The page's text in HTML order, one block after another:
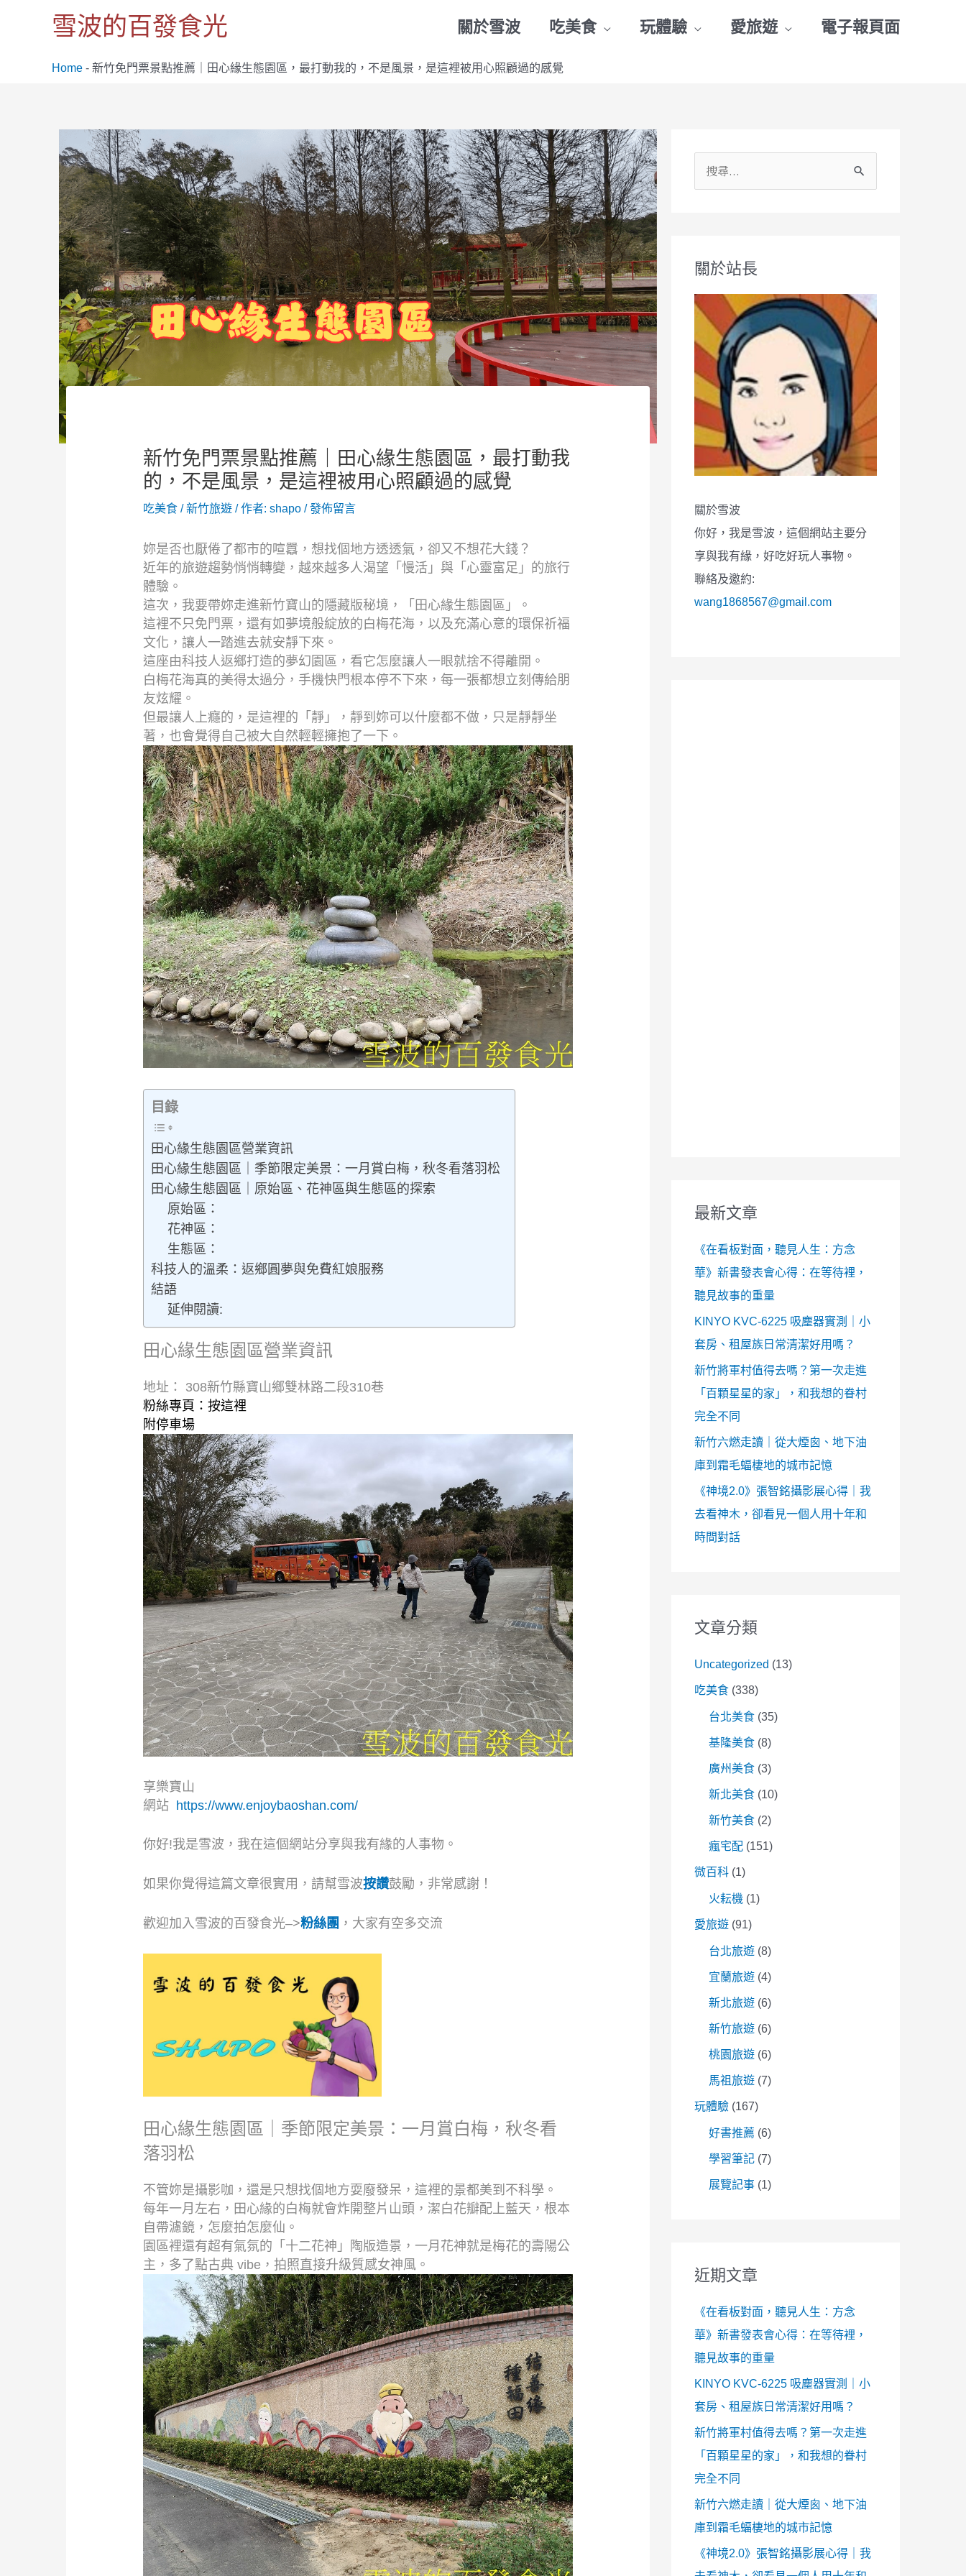
雪波的百發食光 關於雪波 吃美食 玩體驗 愛旅遊 電子報頁面
Home - 新竹免門票景點推薦｜田心緣生態園區，最打動我的，不是風景，是這裡被用心照顧過的感覺
新竹免門票景點推薦｜田心緣生態園區，最打動我
的，不是風景，是這裡被用心照顧過的感覺
吃美食/新竹旅遊/ 作者: shapo /發佈留言
妳是否也厭倦了都市的喧囂，想找個地方透透氣，卻又不想花大錢？
近年的旅遊趨勢悄悄轉變，越來越多人渴望「慢活」與「心靈富足」的旅行
體驗。
這次，我要帶妳走進新竹寶山的隱藏版秘境，「田心緣生態園區」。
這裡不只免門票，還有如夢境般綻放的白梅花海，以及充滿心意的環保祈福
文化，讓人一踏進去就安靜下來。
這座由科技人返鄉打造的夢幻園區，看它怎麼讓人一眼就捨不得離開。
白梅花海真的美得太過分，手機快門根本停不下來，每一張都想立刻傳給朋
友炫耀。
但最讓人上癮的，是這裡的「靜」，靜到妳可以什麼都不做，只是靜靜坐
著，也會覺得自己被大自然輕輕擁抱了一下。
目錄
田心緣生態園區營業資訊
田心緣生態園區｜季節限定美景：一月賞白梅，秋冬看落羽松
田心緣生態園區｜原始區、花神區與生態區的探索
原始區：
花神區：
生態區：
科技人的溫柔：返鄉圓夢與免費紅娘服務
結語
延伸閱讀:
田心緣生態園區營業資訊
地址： 308新竹縣寶山鄉雙林路二段310巷
粉絲專頁： 按這裡
附停車場
享樂寶山
網站 https://www.enjoybaoshan.com/
你好!我是雪波，我在這個網站分享與我有緣的人事物。
如果你覺得這篇文章很實用，請幫雪波按讚鼓勵，非常感謝！
歡迎加入雪波的百發食光–>粉絲團 ，大家有空多交流
田心緣生態園區｜季節限定美景：一月賞白梅，秋冬看
落羽松
不管妳是攝影咖，還是只想找個地方耍廢發呆，這裡的景都美到不科學。
每年一月左右，田心緣的白梅就會炸開整片山頭，潔白花瓣配上藍天，根本
自帶濾鏡，怎麼拍怎麼仙。
園區裡還有超有氣氛的「十二花神」陶版造景，一月花神就是梅花的壽陽公
主，多了點古典 vibe，拍照直接升級質感女神風。
navigation
字
關於站長
關於雪波
你好，我是雪波，這個網站主要分
享與我有緣，好吃好玩人事物。
聯絡及邀約:
wang1868567@gmail.com
最新文章
《在看板對面，聽見人生：方念
華》新書發表會心得：在等待裡，
聽見故事的重量
KINYO KVC-6225 吸塵器實測｜小
套房、租屋族日常清潔好用嗎？
新竹將軍村值得去嗎？第一次走進
「百顆星星的家」，和我想的眷村
完全不同
新竹六燃走讀｜從大煙囪、地下油
庫到霜毛蝠棲地的城市記憶
《神境2.0》張智銘攝影展心得｜我
去看神木，卻看見一個人用十年和
時間對話
文章分類
Uncategorized (13)
吃美食 (338)
台北美食 (35)
基隆美食 (8)
廣州美食 (3)
新北美食 (10)
新竹美食 (2)
瘋宅配 (151)
微百科 (1)
火耘機 (1)
愛旅遊 (91)
台北旅遊 (8)
宜蘭旅遊 (4)
新北旅遊 (6)
新竹旅遊 (6)
桃園旅遊 (6)
馬祖旅遊 (7)
玩體驗 (167)
好書推薦 (6)
學習筆記 (7)
展覽記事 (1)
近期文章
《在看板對面，聽見人生：方念
華》新書發表會心得：在等待裡，
聽見故事的重量
KINYO KVC-6225 吸塵器實測｜小
套房、租屋族日常清潔好用嗎？
新竹將軍村值得去嗎？第一次走進
「百顆星星的家」，和我想的眷村
完全不同
新竹六燃走讀｜從大煙囪、地下油
庫到霜毛蝠棲地的城市記憶
《神境2.0》張智銘攝影展心得｜我